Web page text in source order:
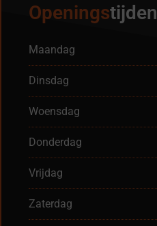
Openingstijden
Maandag
Dinsdag
Woensdag
Donderdag
Vrijdag
Zaterdag